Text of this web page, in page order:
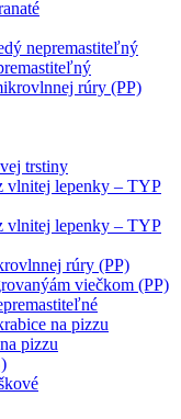
nepremastiteľný
rúry (PP)
trstiny
vlnitej lepenky – TYP
vlnitej lepenky – TYP
rúry (PP)
viečkom (PP)
na pizzu
pizzu